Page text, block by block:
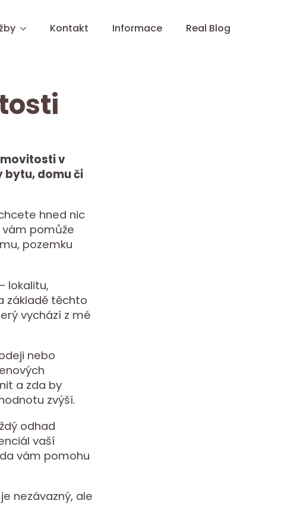
Kontakt Informace Real Blog
v
bytu, domu či
hned nic
vám pomůže
pozemku
lokalitu,
základě těchto
vychází z mé
nebo
a zda by
zvýší.
odhad
vaší
vám pomohu
nezávazný, ale